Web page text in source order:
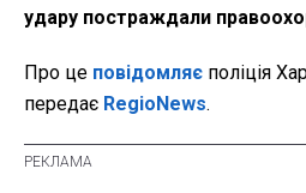
удару постраждали
Про це повідомляє поліція
передає RegioNews.